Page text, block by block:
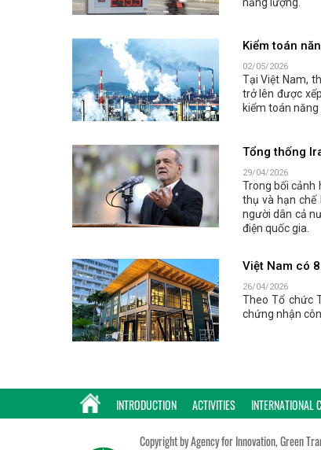
năng lượng.
Kiểm toán
02/05/2026
Tại Việt Nam,
trở lên được
kiểm toán năng
Tổng thống
29/04/2026
Trong bối
thụ và hạn chế
người dân cả
điện quốc gia.
Việt Nam có
26/04/2026
Theo Tổ chức
chứng nhận
INTRODUCTION ACTIVITIES INTERNATIONAL
Copyright by Agency for Innovation, Green